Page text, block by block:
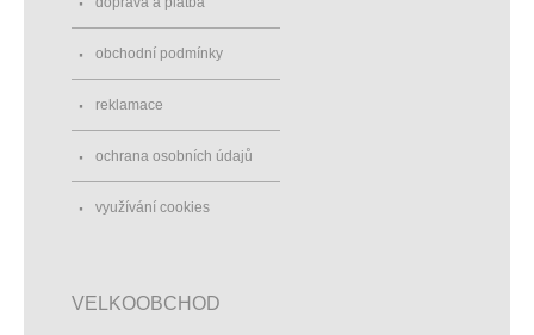
obchodní podmínky
reklamace
ochrana osobních údajů
využívání cookies
VELKOOBCHOD